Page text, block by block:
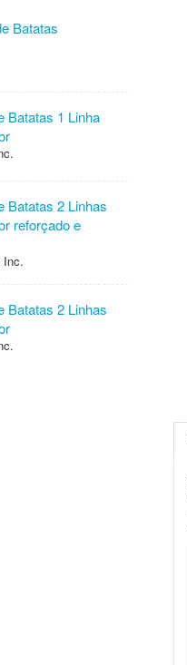
Batatas
Batatas 1 Linha
Batatas 2 Linhas
reforçado e
Batatas 2 Linhas